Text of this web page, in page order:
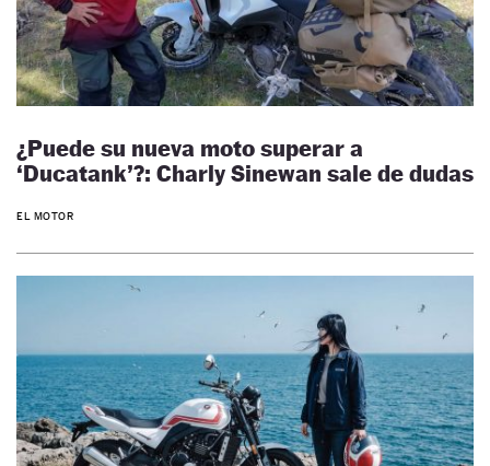
¿Puede su nueva moto superar a
‘Ducatank’?: Charly Sinewan sale de dudas
EL MOTOR